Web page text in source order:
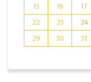
15
16 17
22
23 24
29
30
31